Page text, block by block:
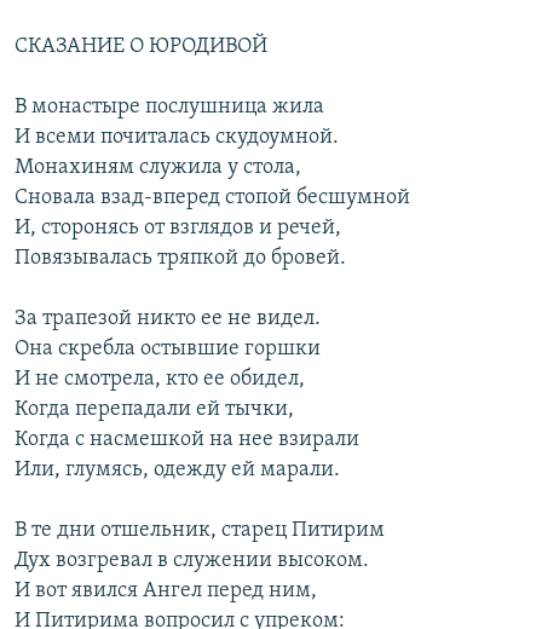
СКАЗАНИЕ О ЮРОДИВОЙ
В монастыре послушница жила
И всеми почиталась скудоумной.
Монахиням служила у стола,
Сновала взад-вперед стопой бесшумной
И, сторонясь от взглядов и речей,
Повязывалась тряпкой до бровей.
За трапезой никто ее не видел.
Она скребла остывшие горшки
И не смотрела, кто ее обидел,
Когда перепадали ей тычки,
Когда с насмешкой на нее взирали
Или, глумясь, одежду ей марали.
В те дни отшельник, старец Питирим
Дух возгревал в служении высоком.
И вот явился Ангел перед ним,
И Питирима вопросил с упреком: